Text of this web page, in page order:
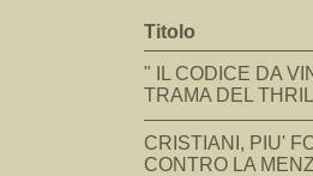
Titolo
" IL CODICE DA
TRAMA DEL
CRISTIANI, PIU'
CONTRO LA